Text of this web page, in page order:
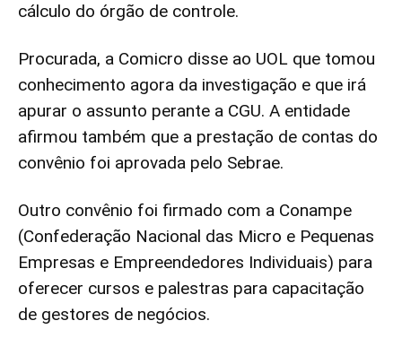
cálculo do órgão de controle.
Procurada, a Comicro disse ao UOL que tomou
conhecimento agora da investigação e que irá
apurar o assunto perante a CGU. A entidade
afirmou também que a prestação de contas do
convênio foi aprovada pelo Sebrae.
Outro convênio foi firmado com a Conampe
(Confederação Nacional das Micro e Pequenas
Empresas e Empreendedores Individuais) para
oferecer cursos e palestras para capacitação
de gestores de negócios.